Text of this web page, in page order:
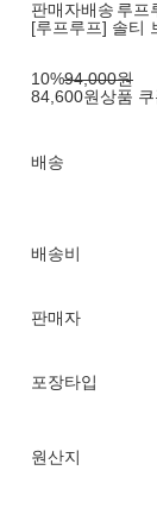
판매자배송 루프
[루프루프] 솔티
10%94,000원
84,600원상품
배송
배송비
판매자
포장타입
원산지